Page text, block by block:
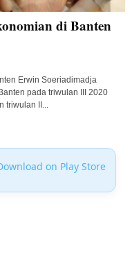
di Banten
Erwin Soeriadimadja
pada triwulan III 2020
II...